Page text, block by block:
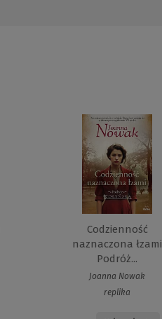
Codzienność
naznaczona łzami
Podróż...
Joanna Nowak
replika